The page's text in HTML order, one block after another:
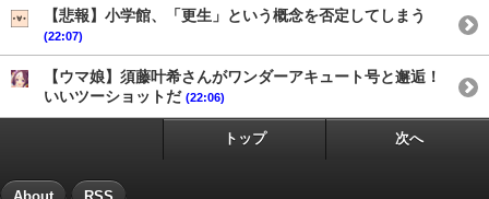
【悲報】小学館、「更生」という概念を否定してしまう
(22:07)
【ウマ娘】須藤叶希さんがワンダーアキュート号と邂逅！
いいツーショットだ (22:06)
トップ 次へ